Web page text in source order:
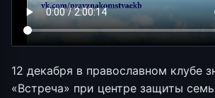
12 декабря в православном клубе
«Встреча» при центре защиты